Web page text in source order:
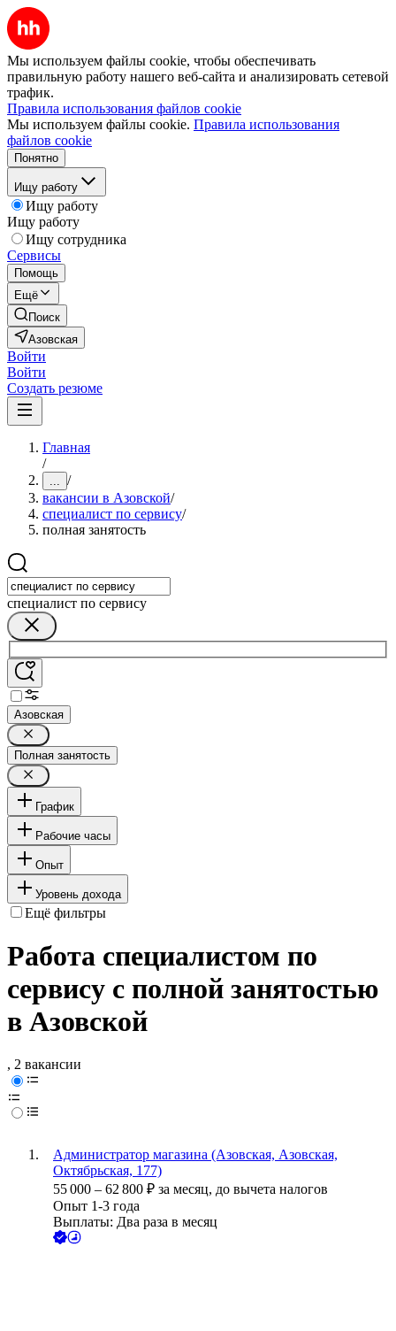
Мы используем файлы cookie, чтобы обеспечивать
правильную работу нашего веб-сайта и анализировать сетевой
трафик.
Правила использования файлов cookie
Мы используем файлы cookie. Правила использования
файлов cookie
Понятно
Ищу работу
Ищу работу
Ищу работу
Ищу сотрудника
Сервисы
Помощь
Ещё
Поиск
Азовская
Войти
Войти
Создать резюме
Главная
/
... /
вакансии в Азовской/
специалист по сервису/
полная занятость
специалист по сервису
Азовская
Полная занятость
График
Рабочие часы
Опыт
Уровень дохода
Ещё фильтры
Работа специалистом по
сервису с полной занятостью
в Азовской
, 2 вакансии
Администратор магазина (Азовская, Азовская,
Октябрьская, 177)
55 000 – 62 800 ₽ за месяц, до вычета налогов
Опыт 1-3 года
Выплаты: Два раза в месяц